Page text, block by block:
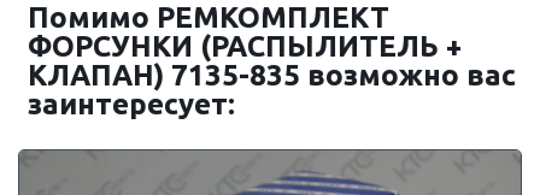
Помимо РЕМКОМПЛЕКТ
ФОРСУНКИ (РАСПЫЛИТЕЛЬ +
КЛАПАН) 7135-835 возможно вас
заинтересует: